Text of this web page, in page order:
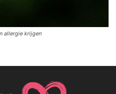
allergie krijgen